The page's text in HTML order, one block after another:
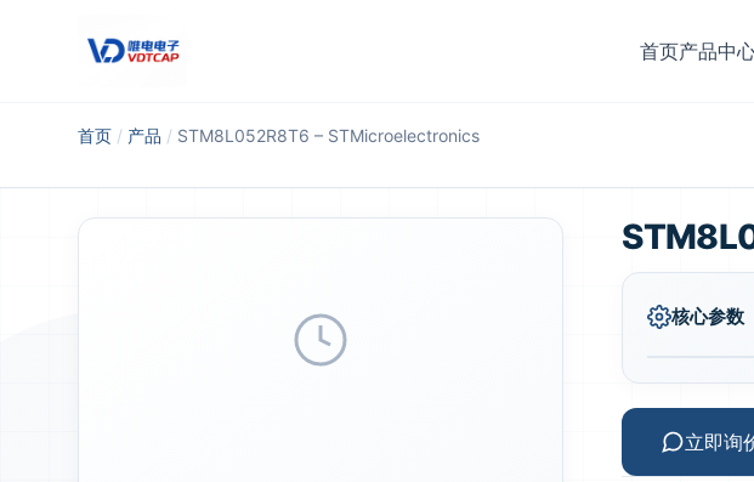
首页产品中
首页 / 产品 / STM8L052R8T6 – STMicroelectronics
核心参数
立即询